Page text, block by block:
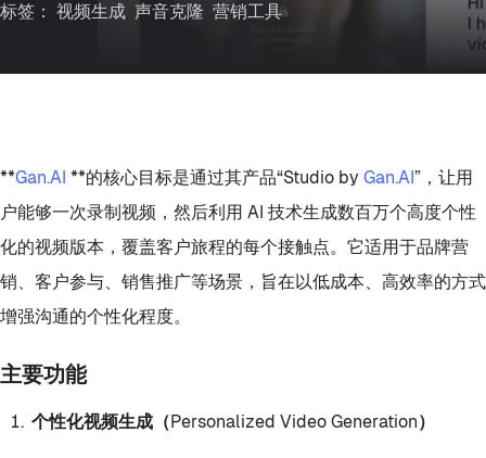
标签： 视频生成 声音克隆 营销工具
**Gan.AI **的核心目标是通过其产品“Studio by Gan.AI”，让用
户能够一次录制视频，然后利用 AI 技术生成数百万个高度个性
化的视频版本，覆盖客户旅程的每个接触点。它适用于品牌营
销、客户参与、销售推广等场景，旨在以低成本、高效率的方式
增强沟通的个性化程度。
主要功能
个性化视频生成（Personalized Video Generation）